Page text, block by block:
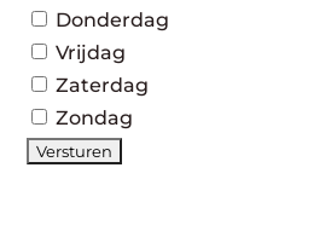
Donderdag
Vrijdag
Zaterdag
Zondag